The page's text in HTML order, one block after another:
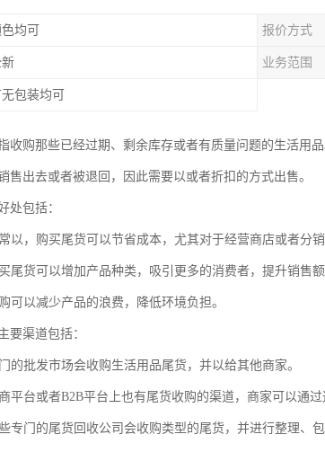
均可 报价方式
业务范围
包装均可
收购那些已经过期、剩余库存或者有质量问题的生活用
售出去或者被退回，因此需要以或者折扣的方式出售。
处包括：
以，购买尾货可以节省成本，尤其对于经营商店或者分
尾货可以增加产品种类，吸引更多的消费者，提升销售额
可以减少产品的浪费，降低环境负担。
要渠道包括：
的批发市场会收购生活用品尾货，并以给其他商家。
平台或者B2B平台上也有尾货收购的渠道，商家可以通过
专门的尾货回收公司会收购类型的尾货，并进行整理、包